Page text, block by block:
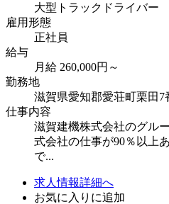
大型トラックドライバー
雇用形態
正社員
給与
月給 260,000円～
勤務地
滋賀県愛知郡愛荘町栗田7
仕事内容
滋賀建機株式会社のグル
式会社の仕事が90％以上
で...
求人情報詳細へ
お気に入りに追加